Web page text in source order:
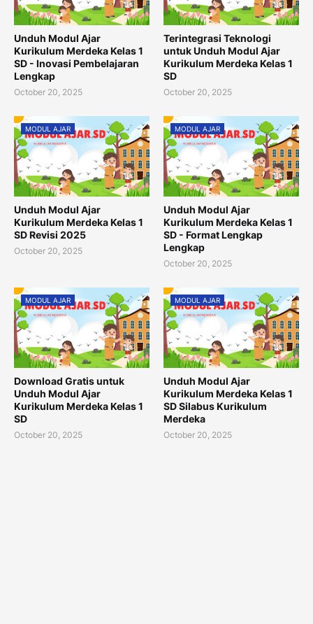
Unduh Modul Ajar
Kurikulum Merdeka Kelas 1
SD - Inovasi Pembelajaran
Lengkap
October 20, 2025
Terintegrasi Teknologi
untuk Unduh Modul Ajar
Kurikulum Merdeka Kelas 1
SD
October 20, 2025
MODUL AJAR
Unduh Modul Ajar
Kurikulum Merdeka Kelas 1
SD Revisi 2025
October 20, 2025
MODUL AJAR
Unduh Modul Ajar
Kurikulum Merdeka Kelas 1
SD - Format Lengkap
Lengkap
October 20, 2025
MODUL AJAR
Download Gratis untuk
Unduh Modul Ajar
Kurikulum Merdeka Kelas 1
SD
October 20, 2025
MODUL AJAR
Unduh Modul Ajar
Kurikulum Merdeka Kelas 1
SD Silabus Kurikulum
Merdeka
October 20, 2025